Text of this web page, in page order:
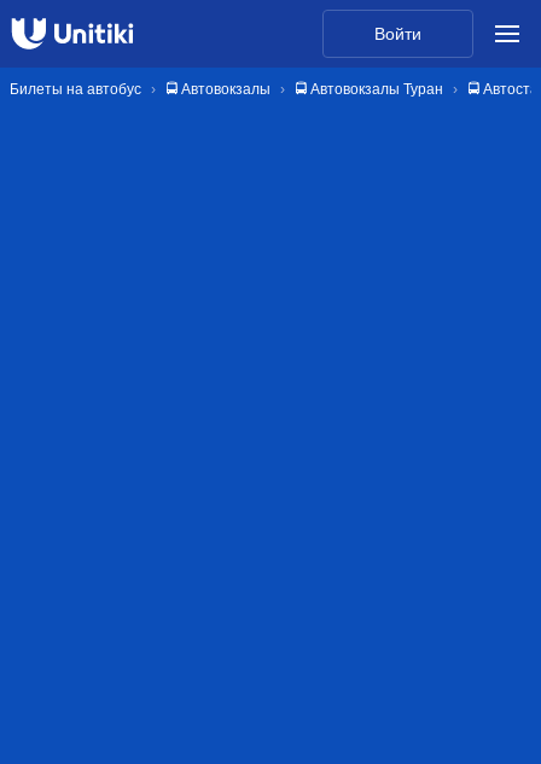
Войти
Билеты на автобус 🚍 Автовокзалы 🚍 Автовокзалы Туран 🚍